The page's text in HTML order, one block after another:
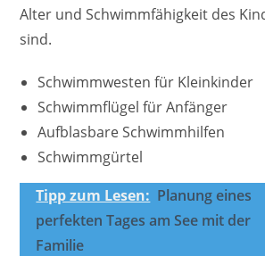
Alter und Schwimmfähigkeit des
sind.
Schwimmwesten für Kleinkinder
Schwimmflügel für Anfänger
Aufblasbare Schwimmhilfen
Schwimmgürtel
Tipp zum Lesen: Planung eines
perfekten Tages am See mit der
Familie